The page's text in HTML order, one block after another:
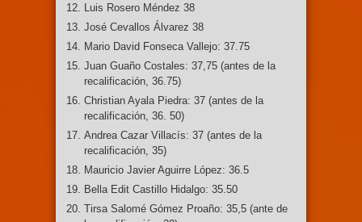
Luis Rosero Méndez 38
José Cevallos Álvarez 38
Mario David Fonseca Vallejo: 37.75
Juan Guaño Costales: 37,75 (antes de la
recalificación, 36.75)
Christian Ayala Piedra: 37 (antes de la
recalificación, 36. 50)
Andrea Cazar Villacís: 37 (antes de la
recalificación, 35)
Mauricio Javier Aguirre López: 36.5
Bella Edit Castillo Hidalgo: 35.50
Tirsa Salomé Gómez Proaño: 35,5 (ante de